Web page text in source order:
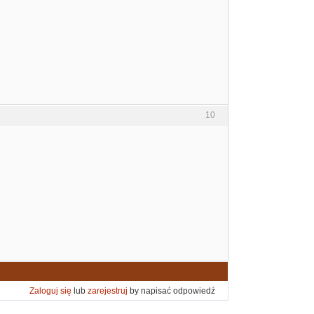
10
Zaloguj się lub zarejestruj by napisać odpowiedź